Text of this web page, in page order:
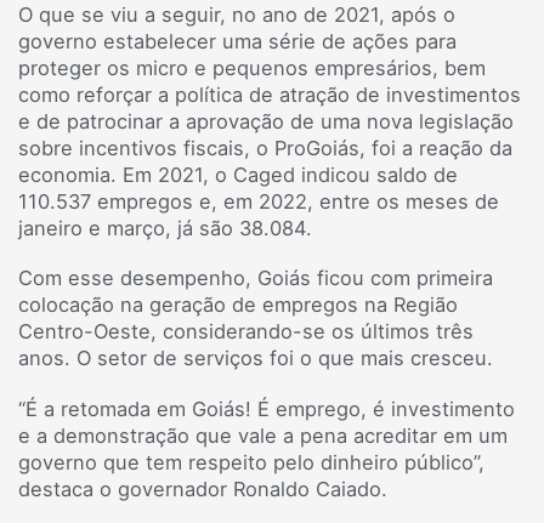
O que se viu a seguir, no ano de 2021, após o
governo estabelecer uma série de ações para
proteger os micro e pequenos empresários, bem
como reforçar a política de atração de investimentos
e de patrocinar a aprovação de uma nova legislação
sobre incentivos fiscais, o ProGoiás, foi a reação da
economia. Em 2021, o Caged indicou saldo de
110.537 empregos e, em 2022, entre os meses de
janeiro e março, já são 38.084.
Com esse desempenho, Goiás ficou com primeira
colocação na geração de empregos na Região
Centro-Oeste, considerando-se os últimos três
anos. O setor de serviços foi o que mais cresceu.
“É a retomada em Goiás! É emprego, é investimento
e a demonstração que vale a pena acreditar em um
governo que tem respeito pelo dinheiro público”,
destaca o governador Ronaldo Caiado.